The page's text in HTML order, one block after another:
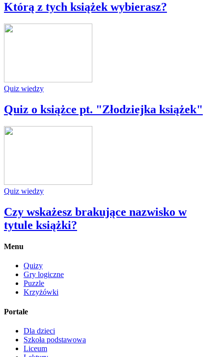
Którą z tych książek wybierasz?
Quiz wiedzy
Quiz o książce pt. "Złodziejka książek"
Quiz wiedzy
Czy wskażesz brakujące nazwisko w
tytule książki?
Menu
Quizy
Gry logiczne
Puzzle
Krzyżówki
Portale
Dla dzieci
Szkoła podstawowa
Liceum